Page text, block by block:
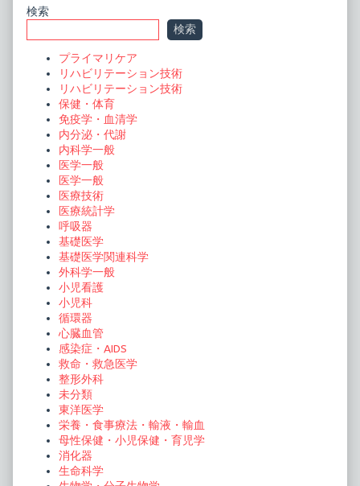
ー
Primary
Sidebar
検索
検索
プライマリケア
リハビリテーション技術
リハビリテーション技術
保健・体育
免疫学・血清学
内分泌・代謝
内科学一般
医学一般
医学一般
医療技術
医療統計学
呼吸器
基礎医学
基礎医学関連科学
外科学一般
小児看護
小児科
循環器
心臓血管
感染症・AIDS
救命・救急医学
整形外科
未分類
東洋医学
栄養・食事療法・輸液・輸血
母性保健・小児保健・育児学
消化器
生命科学